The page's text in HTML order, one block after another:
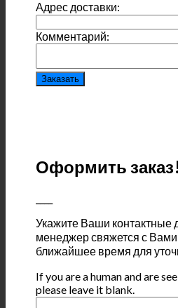
Адрес доставки:
Комментарий:
Оформить
Укажите Ваши контактные
менеджер свяжется с Вами
ближайшее время для
If you are a human and are
please leave it blank.